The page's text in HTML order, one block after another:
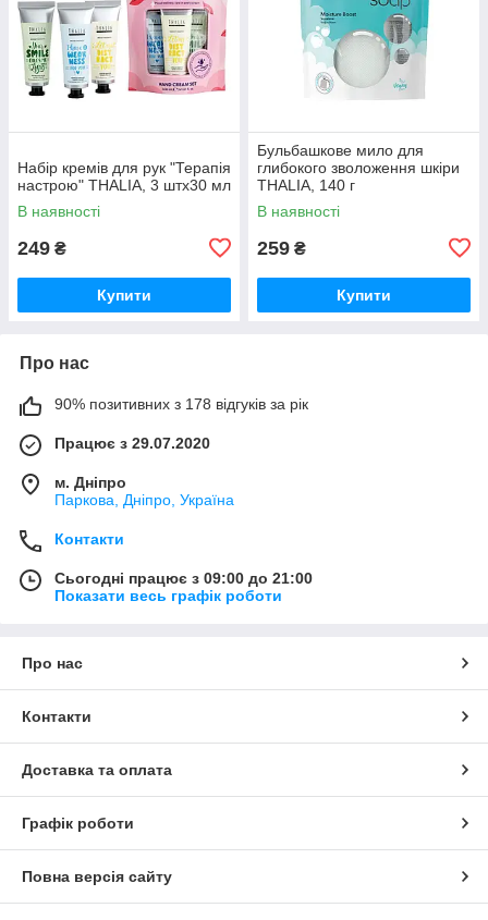
Набір кремів для рук "Терапія
настрою" THALIA, 3 штх30 мл
В наявності
249 ₴
Купити
Бульбашкове мило для
глибокого зволоження шкіри
THALIA, 140 г
В наявності
259 ₴
Купити
Про нас
90% позитивних з 178 відгуків за рік
Працює з 29.07.2020
м. Дніпро
Паркова, Дніпро, Україна
Контакти
Сьогодні працює з 09:00 до 21:00
Показати весь графік роботи
Про нас
Контакти
Доставка та оплата
Графік роботи
Повна версія сайту